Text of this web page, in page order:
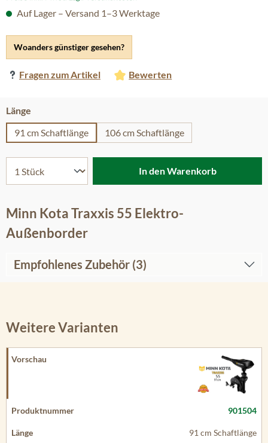
Woanders günstiger gesehen?
Fragen zum Artikel Bewerten
Auf Lager – Versand 1–3 Werktage
Länge
91 cm Schaftlänge
106 cm Schaftlänge
In den Warenkorb
Minn Kota Traxxis 55 Elektro-
Außenborder
Empfohlenes Zubehör (3)
Weitere Varianten
901504
91 cm Schaftlänge